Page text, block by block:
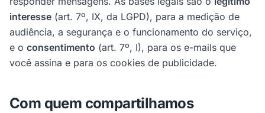
interesse (art. 7º, IX, da LGPD), para a medição de
audiência, a segurança e o funcionamento do serviço,
e o consentimento (art. 7º, I), para os e-mails que
você assina e para os cookies de publicidade.
Com quem compartilhamos